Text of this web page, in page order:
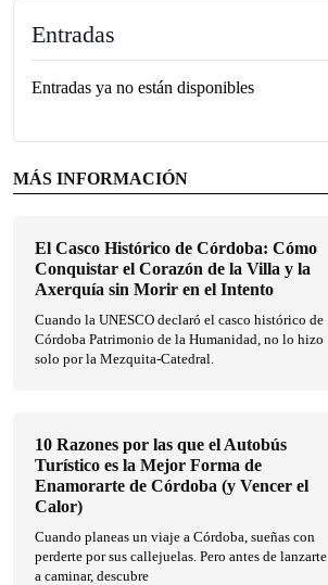
Entradas
Entradas ya no están disponibles
MÁS INFORMACIÓN
El Casco Histórico de Córdoba: Cómo
Conquistar el Corazón de la Villa y la
Axerquía sin Morir en el Intento
Cuando la UNESCO declaró el casco histórico de
Córdoba Patrimonio de la Humanidad, no lo hizo
solo por la Mezquita-Catedral.
10 Razones por las que el Autobús
Turístico es la Mejor Forma de
Enamorarte de Córdoba (y Vencer el
Calor)
Cuando planeas un viaje a Córdoba, sueñas con
perderte por sus callejuelas. Pero antes de lanzarte
a caminar, descubre